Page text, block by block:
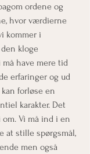
ordene og
hvor værdierne
kommer i
kloge
have mere tid
erfaringer og ud
forløse en
karakter. Det
Vi må ind i en
at stille spørgsmål,
men også